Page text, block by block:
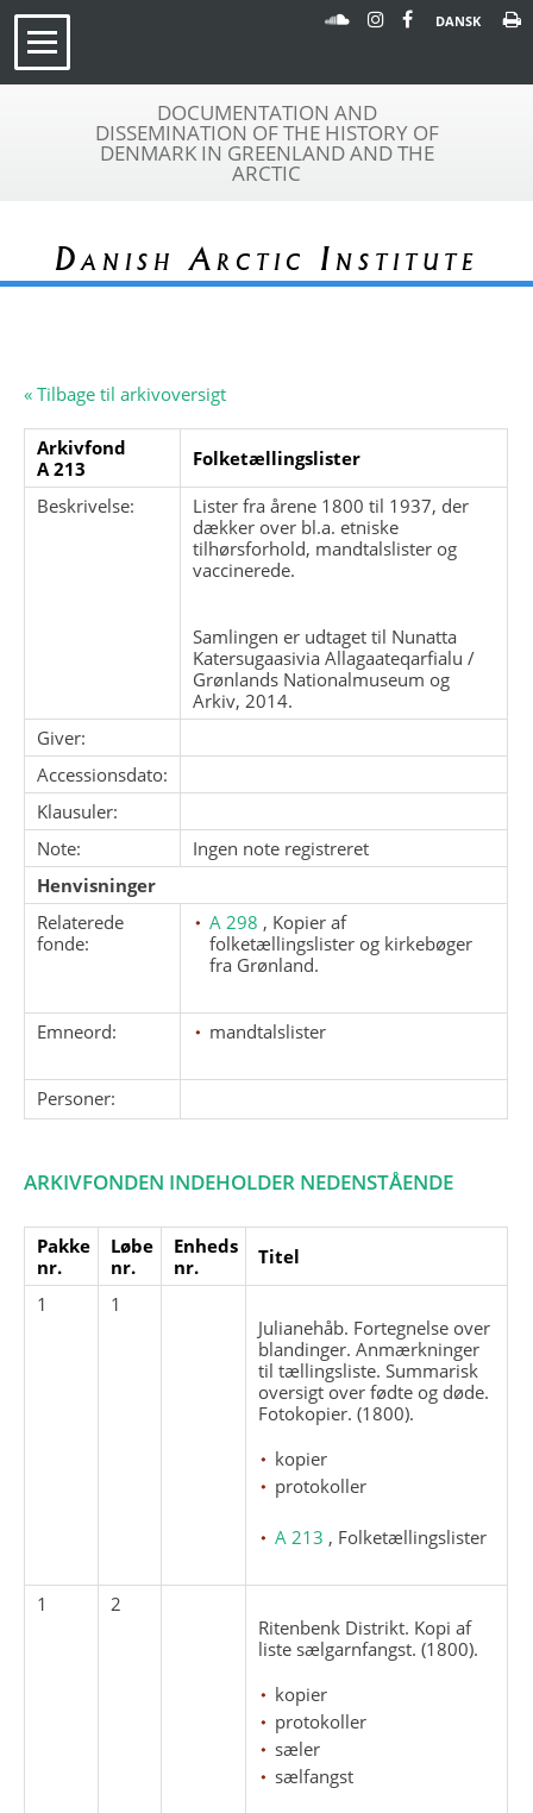
DANSK
DOCUMENTATION AND
DISSEMINATION OF THE HISTORY OF
DENMARK IN GREENLAND AND THE
ARCTIC
Danish Arctic Institute
« Tilbage til arkivoversigt
Arkivfond
A 213
Folketællingslister
Beskrivelse:
Lister fra årene 1800 til 1937, der
dækker over bl.a. etniske
tilhørsforhold, mandtalslister og
vaccinerede.
Samlingen er udtaget til Nunatta
Katersugaasivia Allagaateqarfialu /
Grønlands Nationalmuseum og
Arkiv, 2014.
Giver:
Accessionsdato:
Klausuler:
Note:
Ingen note registreret
Henvisninger
Relaterede
fonde:
A 298 , Kopier af
folketællingslister og kirkebøger
fra Grønland.
Emneord: mandtalslister
Personer:
ARKIVFONDEN INDEHOLDER NEDENSTÅENDE
Pakke
nr.
Løbe
nr.
Enheds
nr.
Titel
1
1
Julianehåb. Fortegnelse over
blandinger. Anmærkninger
til tællingsliste. Summarisk
oversigt over fødte og døde.
Fotokopier. (1800).
kopier
protokoller
A 213 , Folketællingslister
1
2
Ritenbenk Distrikt. Kopi af
liste sælgarnfangst. (1800).
kopier
protokoller
sæler
sælfangst